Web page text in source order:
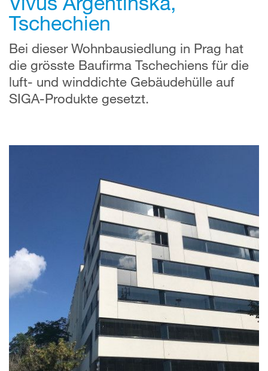
Tschechien
Bei dieser Wohnbausiedlung in Prag hat
die grösste Baufirma Tschechiens für die
luft- und winddichte Gebäudehülle auf
SIGA-Produkte gesetzt.